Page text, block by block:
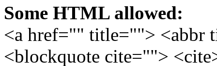
Some HTML allowed:
<a href="" title=""> <abbr
<blockquote cite="">